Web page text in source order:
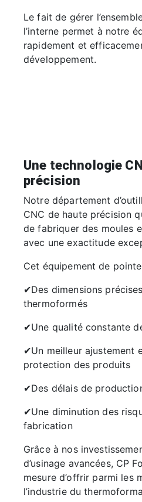
Le fait de gérer
l’interne permet à notre
rapidement et
développement.
Une technologie
précision
Notre département
CNC de haute précision
de fabriquer des moules
avec une exactitude
Cet équipement de
✔Des dimensions
thermoformés
✔Une qualité constante
✔Un meilleur ajustement
protection des produits
✔Des délais de
✔Une diminution des
fabrication
Grâce à nos
d’usinage avancées, CP
mesure d’offrir parmi les
l’industrie du